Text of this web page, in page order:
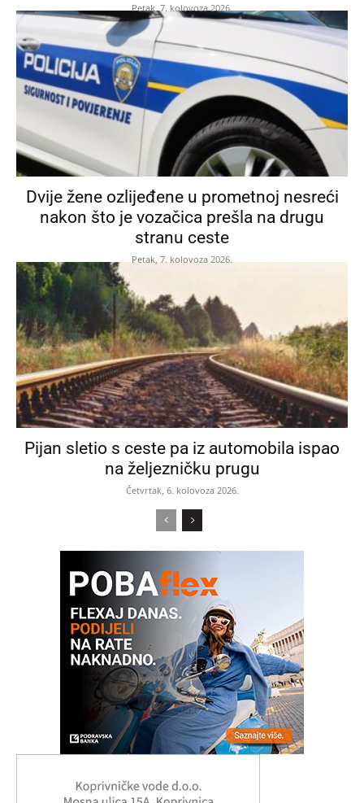
Petak, 7. kolovoza 2026.
Dvije žene ozlijeđene u prometnoj nesreći
nakon što je vozačica prešla na drugu
stranu ceste
Petak, 7. kolovoza 2026.
Pijan sletio s ceste pa iz automobila ispao
na željezničku prugu
Četvrtak, 6. kolovoza 2026.